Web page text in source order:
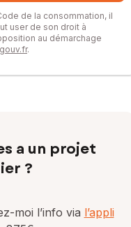
de la consommation, il
user de son droit à
au démarchage
.
a un projet
?
moi l’info via l’appli